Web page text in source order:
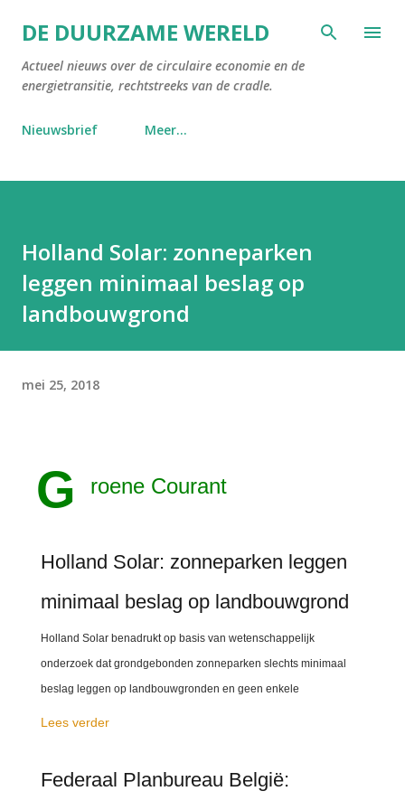
Doorgaan naar hoofdcontent
DE DUURZAME WERELD
Actueel nieuws over de circulaire economie en de
energietransitie, rechtstreeks van de cradle.
Nieuwsbrief Meer…
Holland Solar: zonneparken
leggen minimaal beslag op
landbouwgrond
mei 25, 2018
G roene Courant
Holland Solar: zonneparken leggen
minimaal beslag op landbouwgrond
Holland Solar benadrukt op basis van wetenschappelijk
onderzoek dat grondgebonden zonneparken slechts minimaal
beslag leggen op landbouwgronden en geen enkele
Lees verder
Federaal Planbureau België: